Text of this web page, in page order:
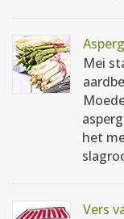
Mei
het
Vers